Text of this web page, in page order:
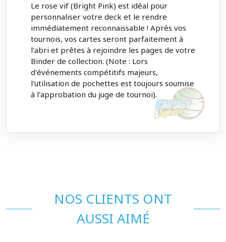
Le rose vif (Bright Pink) est idéal pour
personnaliser votre deck et le rendre
immédiatement reconnaissable ! Après vos
tournois, vos cartes seront parfaitement à
l'abri et prêtes à rejoindre les pages de votre
Binder de collection. (Note : Lors
d'événements compétitifs majeurs,
l'utilisation de pochettes est toujours soumise
à l'approbation du juge de tournoi).
NOS CLIENTS ONT
AUSSI AIMÉ